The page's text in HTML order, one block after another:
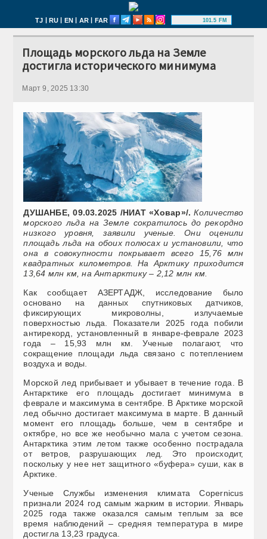
TJ | RU | EN | AR | FAR 101.5 FM
Площадь морского льда на Земле
достигла исторического минимума
Март 9, 2025 13:30
ДУШАНБЕ, 09.03.2025 /НИАТ «Ховар»/. Количество
морского льда на Земле сократилось до рекордно
низкого уровня, заявили ученые. Они оценили
площадь льда на обоих полюсах и установили, что
она в совокупности покрывает всего 15,76 млн
квадратных километров. На Арктику приходится
13,64 млн км, на Антарктику – 2,12 млн км.
Как сообщает АЗЕРТАДЖ, исследование было
основано на данных спутниковых датчиков,
фиксирующих микроволны, излучаемые
поверхностью льда. Показатели 2025 года побили
антирекорд, установленный в январе-феврале 2023
года – 15,93 млн км. Ученые полагают, что
сокращение площади льда связано с потеплением
воздуха и воды.
Морской лед прибывает и убывает в течение года. В
Антарктике его площадь достигает минимума в
феврале и максимума в сентябре. В Арктике морской
лед обычно достигает максимума в марте. В данный
момент его площадь больше, чем в сентябре и
октябре, но все же необычно мала с учетом сезона.
Антарктика этим летом также особенно пострадала
от ветров, разрушающих лед. Это происходит,
поскольку у нее нет защитного «буфера» суши, как в
Арктике.
Ученые Службы изменения климата Copernicus
признали 2024 год самым жарким в истории. Январь
2025 года также оказался самым теплым за все
время наблюдений – средняя температура в мире
достигла 13,23 градуса.